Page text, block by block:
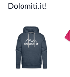
Dolomiti.it!